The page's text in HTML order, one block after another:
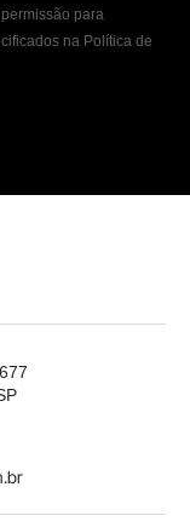
para
na Política de